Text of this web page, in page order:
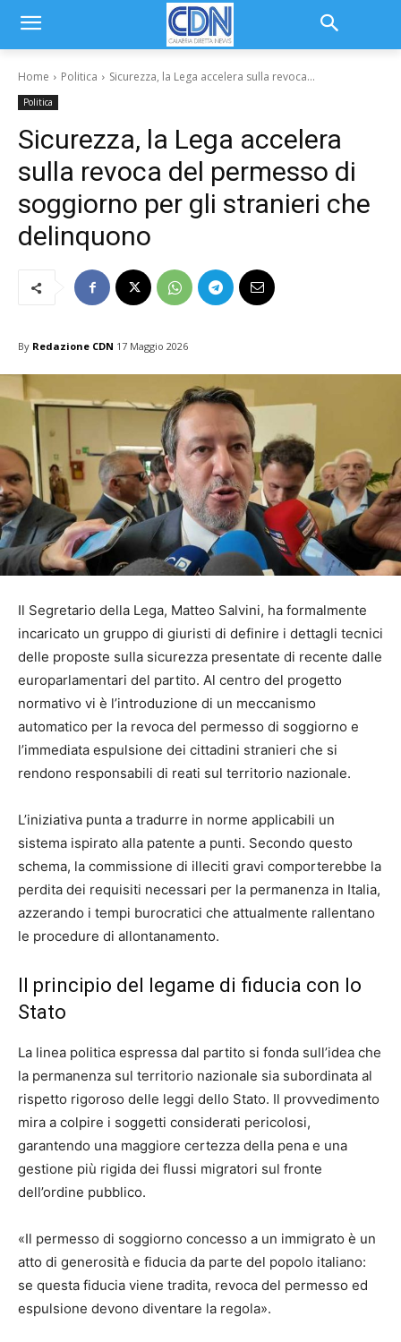
Home Politica Sicurezza, la Lega accelera sulla revoca...
Politica
Sicurezza, la Lega accelera
sulla revoca del permesso di
soggiorno per gli stranieri che
delinquono
By Redazione CDN 17 Maggio 2026
Il Segretario della Lega, Matteo Salvini, ha formalmente
incaricato un gruppo di giuristi di definire i dettagli tecnici
delle proposte sulla sicurezza presentate di recente dalle
europarlamentari del partito. Al centro del progetto
normativo vi è l’introduzione di un meccanismo
automatico per la revoca del permesso di soggiorno e
l’immediata espulsione dei cittadini stranieri che si
rendono responsabili di reati sul territorio nazionale.
L’iniziativa punta a tradurre in norme applicabili un
sistema ispirato alla patente a punti. Secondo questo
schema, la commissione di illeciti gravi comporterebbe la
perdita dei requisiti necessari per la permanenza in Italia,
azzerando i tempi burocratici che attualmente rallentano
le procedure di allontanamento.
Il principio del legame di fiducia con lo
Stato
La linea politica espressa dal partito si fonda sull’idea che
la permanenza sul territorio nazionale sia subordinata al
rispetto rigoroso delle leggi dello Stato. Il provvedimento
mira a colpire i soggetti considerati pericolosi,
garantendo una maggiore certezza della pena e una
gestione più rigida dei flussi migratori sul fronte
dell’ordine pubblico.
«Il permesso di soggiorno concesso a un immigrato è un
atto di generosità e fiducia da parte del popolo italiano:
se questa fiducia viene tradita, revoca del permesso ed
espulsione devono diventare la regola».